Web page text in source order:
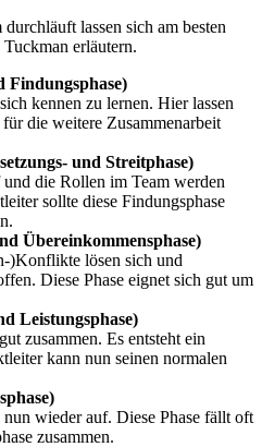
lassen sich am besten
Tuckman erläutern.
Findungsphase)
kennen zu lernen. Hier lassen
die weitere Zusammenarbeit
und Streitphase)
die Rollen im Team werden
sollte diese Findungsphase
Übereinkommensphase)
)Konflikte lösen sich und
Diese Phase eignet sich gut um
Leistungsphase)
zusammen. Es entsteht ein
kann nun seinen normalen
wieder auf. Diese Phase fällt oft
zusammen.